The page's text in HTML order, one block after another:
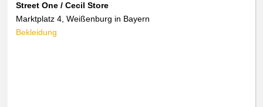
Street One / Cecil Store
Marktplatz 4, Weißenburg in Bayern
Bekleidung